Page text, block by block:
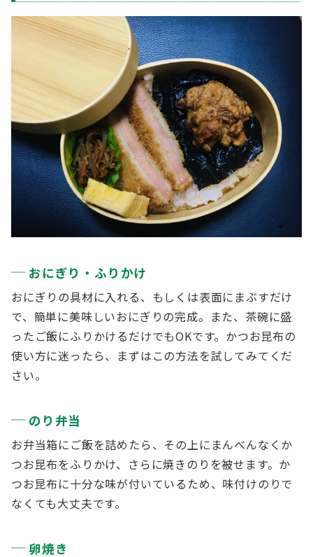
おにぎり・ふりかけ
おにぎりの具材に入れる、もしくは表面にまぶすだけ
で、簡単に美味しいおにぎりの完成。また、茶碗に盛
ったご飯にふりかけるだけでもOKです。かつお昆布の
使い方に迷ったら、まずはこの方法を試してみてくだ
さい。
のり弁当
お弁当箱にご飯を詰めたら、その上にまんべんなくか
つお昆布をふりかけ、さらに焼きのりを被せます。か
つお昆布に十分な味が付いているため、味付けのりで
なくても大丈夫です。
卵焼き